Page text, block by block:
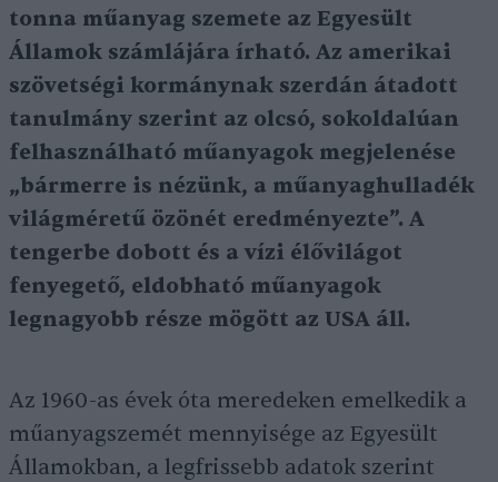
tonna műanyag szemete az Egyesült
Államok számlájára írható. Az amerikai
szövetségi kormánynak szerdán átadott
tanulmány szerint az olcsó, sokoldalúan
felhasználható műanyagok megjelenése
„bármerre is nézünk, a műanyaghulladék
világméretű özönét eredményezte”. A
tengerbe dobott és a vízi élővilágot
fenyegető, eldobható műanyagok
legnagyobb része mögött az USA áll.
Az 1960-as évek óta meredeken emelkedik a
műanyagszemét mennyisége az Egyesült
Államokban, a legfrissebb adatok szerint